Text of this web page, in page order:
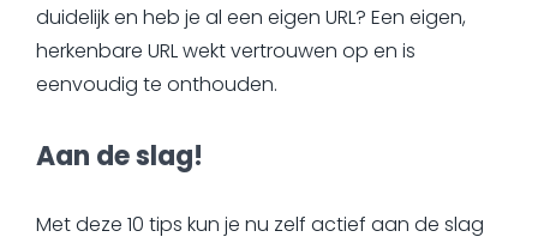
duidelijk en heb je al een eigen URL? Een eigen,
herkenbare URL wekt vertrouwen op en is
eenvoudig te onthouden.
Aan de slag!
Met deze 10 tips kun je nu zelf actief aan de slag